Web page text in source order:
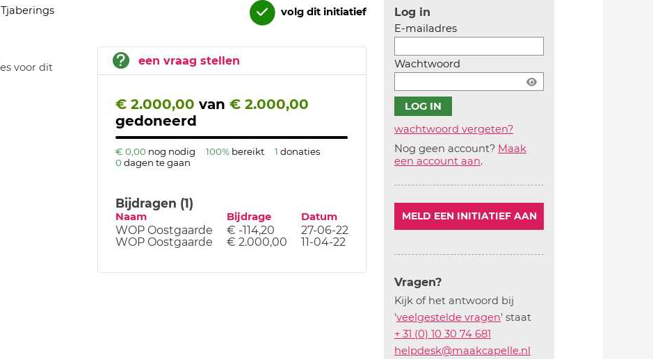
volg dit initiatief
voor dit
een vraag stellen
€ 2.000,00 van € 2.000,00
gedoneerd
€ 0,00 nog nodig 100% bereikt 1 donaties
0 dagen te gaan
Bijdragen (1)
Naam Bijdrage Datum
WOP Oostgaarde € -114,20
27-06-22
WOP Oostgaarde
€ 2.000,00 11-04-22
Log in
E-mailadres
Wachtwoord
wachtwoord vergeten?
Nog geen account? Maak
een account aan.
MELD EEN INITIATIEF AAN
Vragen?
Kijk of het antwoord bij
'veelgestelde vragen' staat
+ 31 (0) 10 30 74 681
helpdesk@maakcapelle.nl